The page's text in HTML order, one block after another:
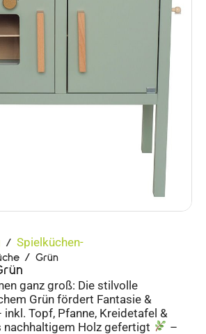
/ Spielküchen-
/ Grün
ganz groß: Die stilvolle
Grün fördert Fantasie &
Topf, Pfanne, Kreidetafel &
nachhaltigem Holz gefertigt
–